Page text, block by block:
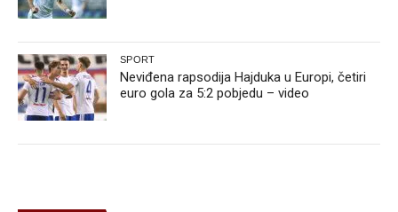
SPORT
Neviđena rapsodija Hajduka u Europi, četiri
euro gola za 5:2 pobjedu – video